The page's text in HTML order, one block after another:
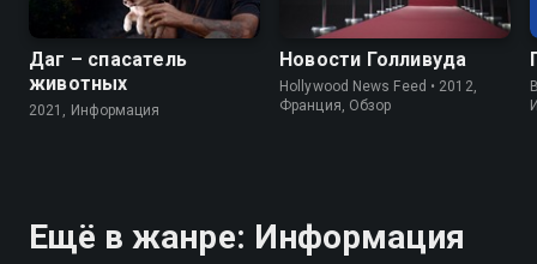
Даг – спасатель
животных
2021, Информация
Новости Голливуда
Hollywood News Feed • 2012,
Франция, Обзор
Ещё в жанре: Информация